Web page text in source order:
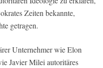
Zeiten bekannte,
getragen.
Unternehmer wie Elon
Javier Milei autoritäres